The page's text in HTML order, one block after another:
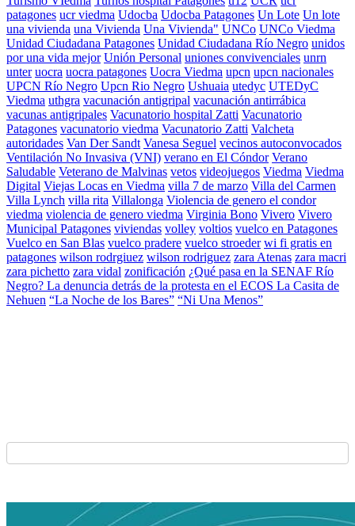
patagones ucr viedma Udocba Udocba Patagones Un Lote Un lote
una vivienda una Vivienda Una Vivienda" UNCo UNCo Viedma
Unidad Ciudadana Patagones Unidad Ciudadana Río Negro unidos
por una vida mejor Unión Personal uniones convivenciales unrn
unter uocra uocra patagones Uocra Viedma upcn upcn nacionales
UPCN Río Negro Upcn Rio Negro Ushuaia utedyc UTEDyC
Viedma uthgra vacunación antigripal vacunación antirrábica
vacunas antigripales Vacunatorio hospital Zatti Vacunatorio
Patagones vacunatorio viedma Vacunatorio Zatti Valcheta
autoridades Van Der Sandt Vanesa Seguel vecinos autoconvocados
Ventilación No Invasiva (VNI) verano en El Cóndor Verano
Saludable Veterano de Malvinas vetos videojuegos Viedma Viedma
Digital Viejas Locas en Viedma villa 7 de marzo Villa del Carmen
Villa Lynch villa rita Villalonga Violencia de genero el condor
viedma violencia de genero viedma Virginia Bono Vivero Vivero
Municipal Patagones viviendas volley voltios vuelco en Patagones
Vuelco en San Blas vuelco pradere vuelco stroeder wi fi gratis en
patagones wilson rodrgiuez wilson rodriguez zara Atenas zara macri
zara pichetto zara vidal zonificación ¿Qué pasa en la SENAF Río
Negro? La denuncia detrás de la protesta en el ECOS La Casita de
Nehuen “La Noche de los Bares” “Ni Una Menos”